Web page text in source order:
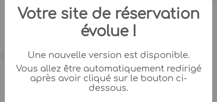
Votre site de réservation
évolue !
Une nouvelle version est disponible.
Vous allez être automatiquement redirigé
après avoir cliqué sur le bouton ci-
dessous.